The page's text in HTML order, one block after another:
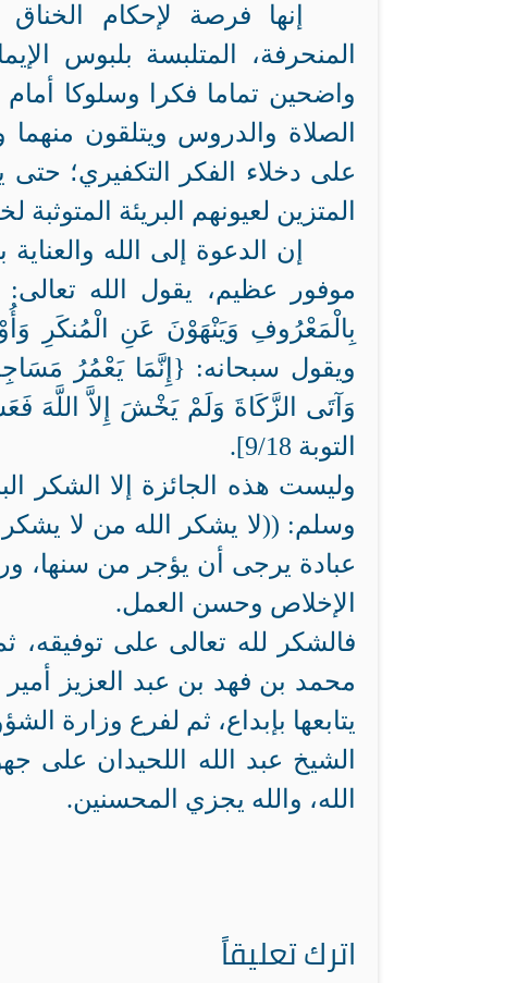
إنها فرصة لإحكام الخناق
المنحرفة، المتلبسة بلبوس
واضحين تماما فكرا وسلوكا
الصلاة والدروس ويتلقون منهما
على دخلاء الفكر التكفيري؛
المتزين لعيونهم البريئة المتوثبة
إن الدعوة إلى الله
موفور عظيم، يقول الله
ويقول سبحانه: {إِنَّمَا يَعْمُرُ
التوبة 9/18].
وليست هذه الجائزة إلا الشكر
وسلم: ((لا يشكر الله من لا
عبادة يرجى أن يؤجر من سنها،
الإخلاص وحسن العمل.
فالشكر لله تعالى على توفيقه،
محمد بن فهد بن عبد العزيز
يتابعها بإبداع، ثم لفرع وزارة
الشيخ عبد الله اللحيدان على
الله، والله يجزي المحسنين.
اترك تعليقاً